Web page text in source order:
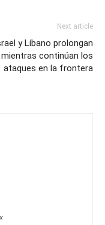
Next article
y Líbano prolongan
continúan los
ataques en la frontera